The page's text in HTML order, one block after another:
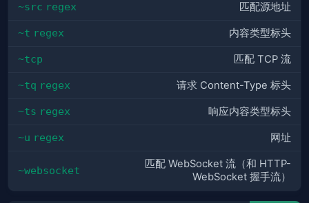
~src regex 匹配源地址
~t regex 内容类型标头
~tcp 匹配 TCP 流
~tq regex 请求 Content-Type 标头
~ts regex 响应内容类型标头
~u regex 网址
~websocket
匹配 WebSocket 流（和 HTTP-
WebSocket 握手流）